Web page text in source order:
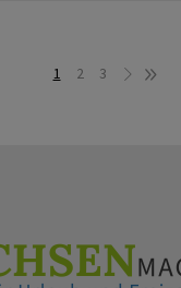
1 2 3